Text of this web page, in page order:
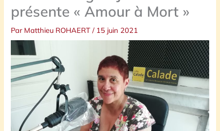
présente « Amour à Mort »
Par Matthieu ROHAERT/ 15 juin 2021